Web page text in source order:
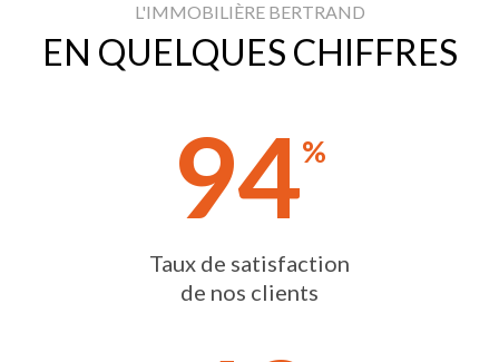
L'IMMOBILIÈRE BERTRAND
EN QUELQUES CHIFFRES
94%
Taux de satisfaction
de nos clients